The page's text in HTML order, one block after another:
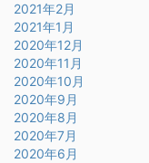
2021年2月
2021年1月
2020年12月
2020年11月
2020年10月
2020年9月
2020年8月
2020年7月
2020年6月